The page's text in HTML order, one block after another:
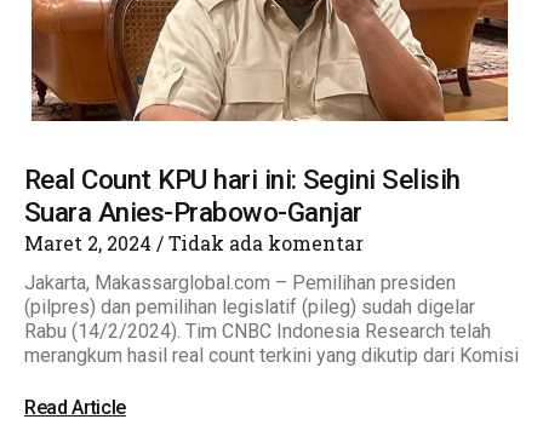
Real Count KPU hari ini: Segini Selisih
Suara Anies-Prabowo-Ganjar
Maret 2, 2024 Tidak ada komentar
Jakarta, Makassarglobal.com – Pemilihan presiden
(pilpres) dan pemilihan legislatif (pileg) sudah digelar
Rabu (14/2/2024). Tim CNBC Indonesia Research telah
merangkum hasil real count terkini yang dikutip dari Komisi
Read Article